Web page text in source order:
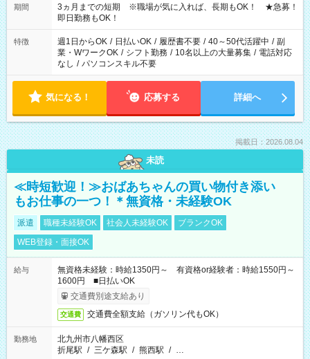
期間
3ヵ月までの短期 ※職場が気に入れば、長期もOK！ ★急募！
即日勤務もOK！
特徴 週1日からOK / 日払いOK / 履歴書不要 / 40～50代活躍中 / 副
業・WワークOK / シフト勤務 / 10名以上の大量募集 / 電話対応
なし / パソコンスキル不要
気になる！ 応募する 詳細へ
掲載日：2026.08.04
未読
≪時短歓迎！≫おばあちゃんの買い物付き添い
もお仕事の一つ！＊無資格・未経験OK
派遣 職種未経験OK 社会人未経験OK
ブランクOK
WEB登録・面接OK
給与
無資格未経験：時給1350円～ 有資格or経験者：時給1550円～
1600円 ■日払いOK
交通費別途支給あり
交通費 交通費全額支給（ガソリン代もOK）
勤務地
北九州市八幡西区
折尾駅 / 三ケ森駅 / 熊西駅 / …